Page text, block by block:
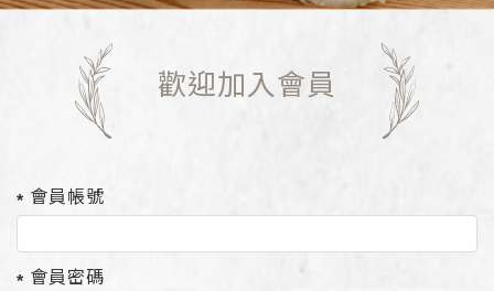
歡迎加入會員
會員帳號
會員密碼